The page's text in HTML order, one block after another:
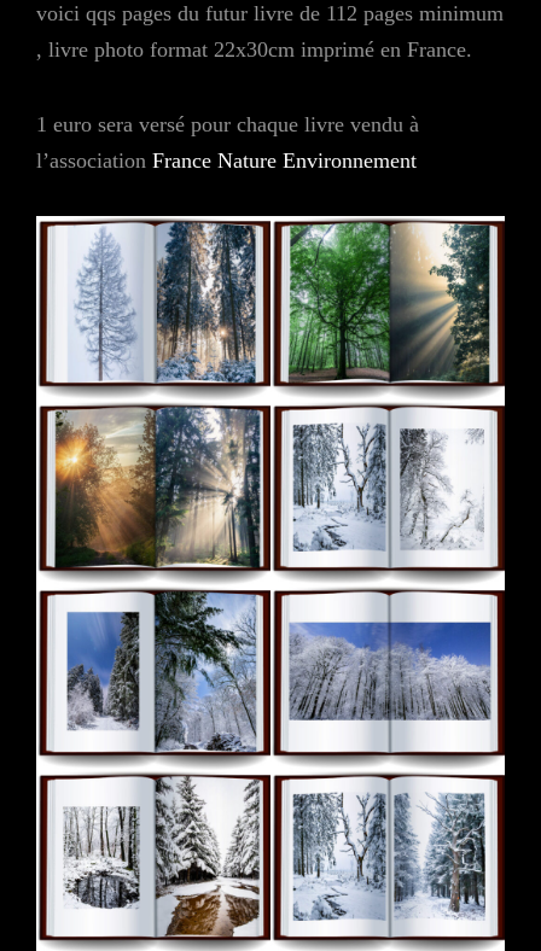
voici qqs pages du futur livre de 112 pages minimum
, livre photo format 22x30cm imprimé en France.
1 euro sera versé pour chaque livre vendu à
l’association France Nature Environnement